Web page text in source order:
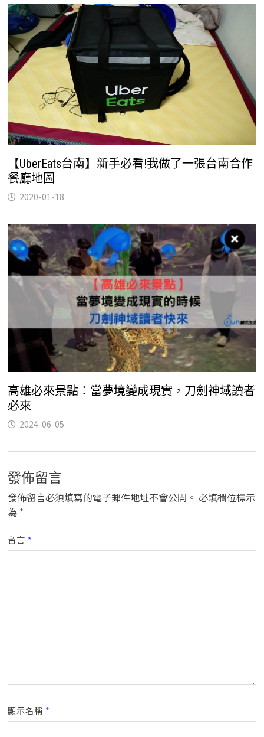
【UberEats台南】新手必看!我做了一張台南合作
餐廳地圖
2020-01-18
高雄必來景點：當夢境變成現實，刀劍神域讀者
必來
2024-06-05
發佈留言
發佈留言必須填寫的電子郵件地址不會公開。 必填欄位標示
為 *
留言 *
顯示名稱 *